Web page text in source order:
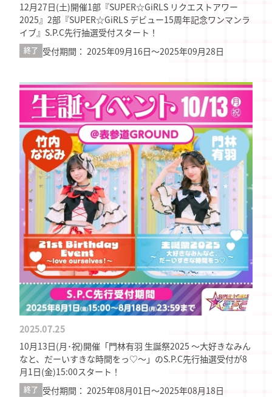
12月27日(土)開催1部『SUPER☆GiRLS リクエストアワー
2025』2部『SUPER☆GiRLS デビュー15周年記念ワンマンラ
イブ』S.P.C先行抽選受付スタート！
終了 受付期間： 2025年09月16日〜2025年09月28日
2025.07.25
10月13日(月･祝)開催「門林有羽 生誕祭2025 ～大好きなみん
なと、だーいすきな時間をっ♡～」のS.P.C先行抽選受付が8
月1日(金)15:00スタート！
終了 受付期間： 2025年08月01日〜2025年08月18日